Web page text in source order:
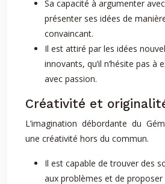
Sa capacité à argumenter
présenter ses idées de
convaincant.
Il est attiré par les idées
innovants, qu’il n’hésite pas à
avec passion.
Créativité et
L’imagination débordante du
une créativité hors du commun.
Il est capable de trouver des
aux problèmes et de proposer